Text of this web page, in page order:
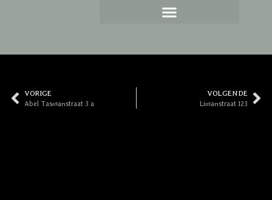
VORIGE
Abel Tasmanstraat 3 a
VOLGENDE
Limanstraat 123